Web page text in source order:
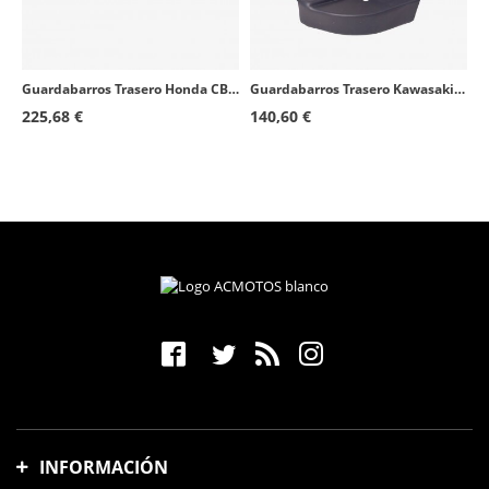
Guardabarros Trasero Honda CB1300 (02-10) Símil carbono Puig 1638C
225,68 €
Guardabarros Trasero Kawasaki Versys 650 (07-26) Negro mate Puig 4407J
140,60 €
INFORMACIÓN